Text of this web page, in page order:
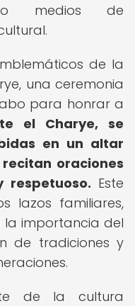
medios de
de la
una ceremonia
para honrar a
el Charye, se
en un altar
oraciones
respetuoso. Este
lazos familiares,
importancia del
de tradiciones y
de la cultura